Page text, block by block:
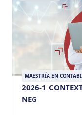
MAESTRÍA EN
2026-
NEG